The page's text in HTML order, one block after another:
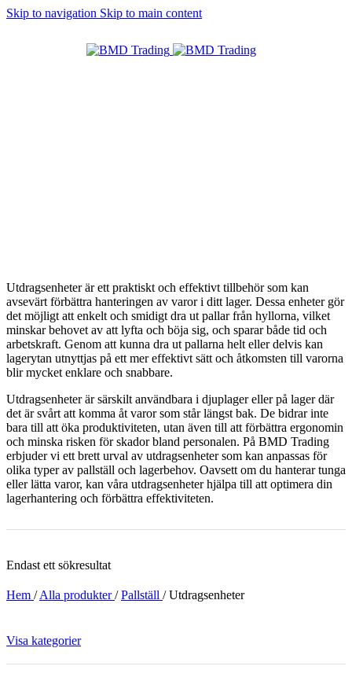
Skip to navigation Skip to main content
Utdragsenheter är ett praktiskt och effektivt tillbehör som kan
avsevärt förbättra hanteringen av varor i ditt lager. Dessa enheter gör
det möjligt att enkelt och smidigt dra ut pallar från hyllorna, vilket
minskar behovet av att lyfta och böja sig, och sparar både tid och
arbetskraft. Genom att kunna dra ut pallarna helt eller delvis kan
lagerytan utnyttjas på ett mer effektivt sätt och åtkomsten till varorna
blir mycket enklare och snabbare.
Utdragsenheter är särskilt användbara i djuplager eller på lager där
det är svårt att komma åt varor som står längst bak. De bidrar inte
bara till att öka produktiviteten, utan även till att förbättra ergonomin
och minska risken för skador bland personalen. På BMD Trading
erbjuder vi ett brett urval av utdragsenheter som kan anpassas för
olika typer av pallställ och lagerbehov. Oavsett om du hanterar tunga
eller lätta varor, kan våra utdragsenheter hjälpa till att optimera din
lagerhantering och förbättra effektiviteten.
Endast ett sökresultat
Hem / Alla produkter/ Pallställ / Utdragsenheter
Visa kategorier